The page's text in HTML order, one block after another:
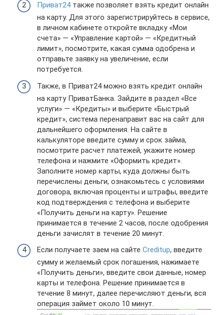
Приват24также позволяет взять кредит онлайн
на карту. Для этого зарегистрируйтесь в сервисе,
в личном кабинете откройте вкладку «Мои
счета» — «Управление картой» — «Кредитный
лимит», посмотрите, какая сумма одобрена и
отправьте заявку на увеличение, если
потребуется.
Также, в Приват24 можно взять кредит онлайн
на карту ПриватБанка. Зайдите в раздел «Все
услуги» — «Кредиты» и выберите «Быстрый
кредит», система перенаправит вас на сайт для
дальнейшего оформления. На сайте в
калькуляторе введите сумму и срок займа,
посмотрите расчет платежей, укажите номер
телефона и нажмите «Оформить кредит».
Заполните номер карты, куда должны быть
перечислены деньги, ознакомьтесь с условиями
договора, включая проценты и штрафы, введите
код подтверждения с телефона и выберите
«Получить деньги на карту». Решение
принимается в течение 2 часов, после одобрения
деньги зачислят в течение 20 минут.
Если получаете заем на сайте Creditup, введите
сумму и желаемый срок погашения, нажимаете
«Получить деньги», введите свои данные, номер
карты и телефона. Решение принимается в
течение 8 минут, далее перечисляют деньги, вся
операция займет около 10 минут.